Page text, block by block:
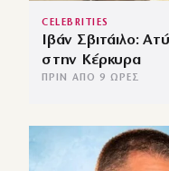
CELEBRITIES
Ιβάν Σβιτάιλο:
στην Κέρκυρα
ΠΡΙΝ ΑΠΌ 9 ΏΡΕΣ